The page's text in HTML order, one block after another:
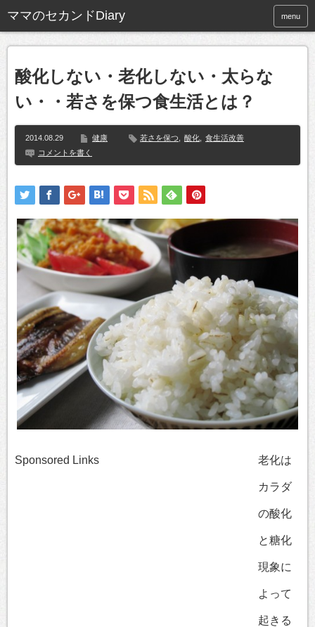
ママのセカンドDiary menu
酸化しない・老化しない・太らな
い・・若さを保つ食生活とは？
2014.08.29 健康 若さを保つ 酸化
食生活改善
コメントを書く
Sponsored Links 老化は
カラダ
の酸化
と糖化
現象に
よって
起きる